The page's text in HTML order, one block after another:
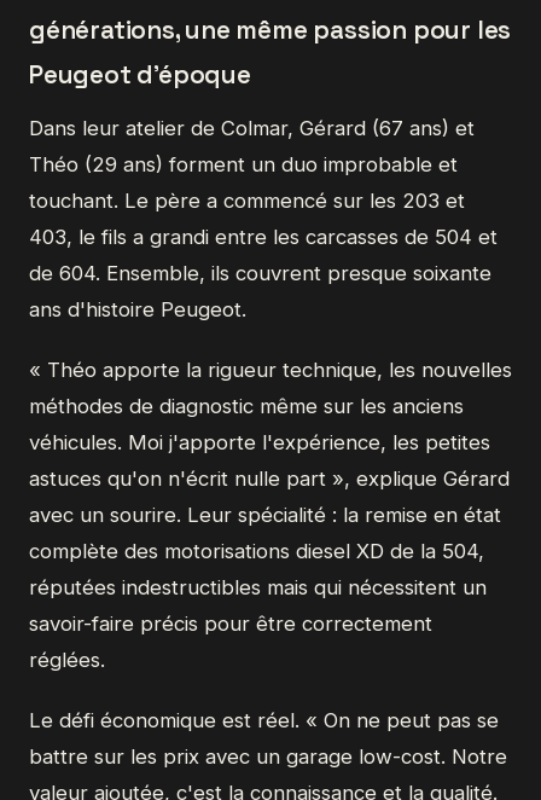
générations, une même passion pour les
Peugeot d'époque
Dans leur atelier de Colmar, Gérard (67 ans) et
Théo (29 ans) forment un duo improbable et
touchant. Le père a commencé sur les 203 et
403, le fils a grandi entre les carcasses de 504 et
de 604. Ensemble, ils couvrent presque soixante
ans d'histoire Peugeot.
« Théo apporte la rigueur technique, les nouvelles
méthodes de diagnostic même sur les anciens
véhicules. Moi j'apporte l'expérience, les petites
astuces qu'on n'écrit nulle part », explique Gérard
avec un sourire. Leur spécialité : la remise en état
complète des motorisations diesel XD de la 504,
réputées indestructibles mais qui nécessitent un
savoir-faire précis pour être correctement
réglées.
Le défi économique est réel. « On ne peut pas se
battre sur les prix avec un garage low-cost. Notre
valeur ajoutée, c'est la connaissance et la qualité.